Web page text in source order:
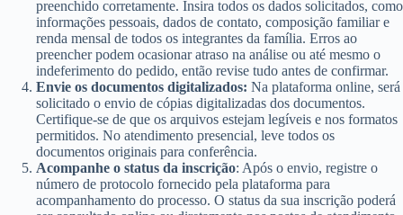
preenchido corretamente. Insira todos os dados solicitados, como
informações pessoais, dados de contato, composição familiar e
renda mensal de todos os integrantes da família. Erros ao
preencher podem ocasionar atraso na análise ou até mesmo o
indeferimento do pedido, então revise tudo antes de confirmar.
Envie os documentos digitalizados: Na plataforma online, será
solicitado o envio de cópias digitalizadas dos documentos.
Certifique-se de que os arquivos estejam legíveis e nos formatos
permitidos. No atendimento presencial, leve todos os
documentos originais para conferência.
Acompanhe o status da inscrição: Após o envio, registre o
número de protocolo fornecido pela plataforma para
acompanhamento do processo. O status da sua inscrição poderá